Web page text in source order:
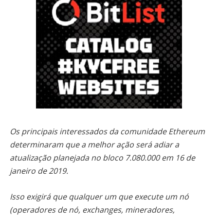
Os principais interessados da comunidade Ethereum
determinaram que a melhor ação será adiar a
atualização planejada no bloco 7.080.000 em 16 de
janeiro de 2019.
Isso exigirá que qualquer um que execute um nó
(operadores de nó, exchanges, mineradores,